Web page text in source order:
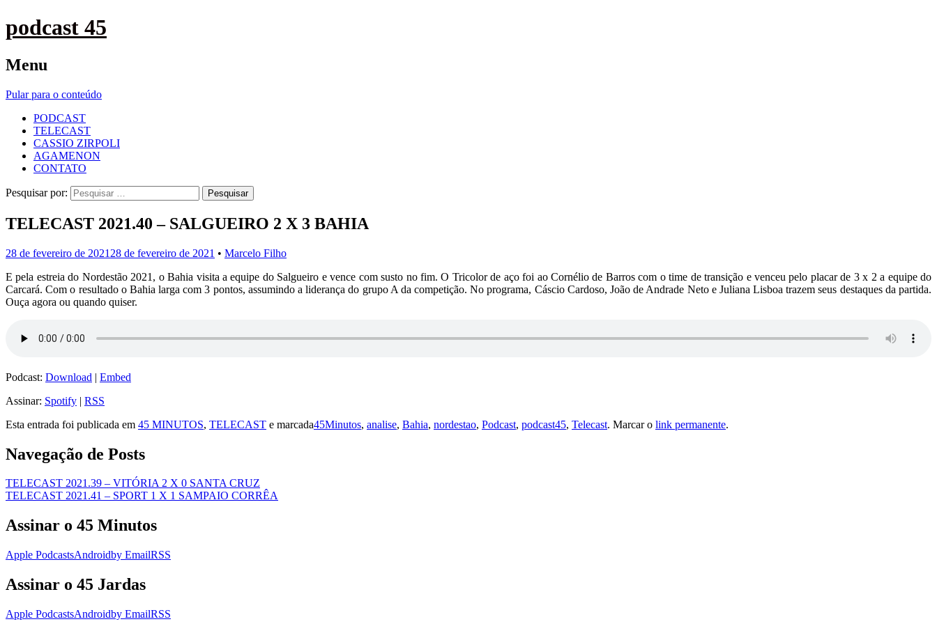
podcast 45
Menu
Pular para o conteúdo
PODCAST
TELECAST
CASSIO ZIRPOLI
AGAMENON
CONTATO
Pesquisar por:
TELECAST 2021.40 – SALGUEIRO 2 X 3 BAHIA
28 de fevereiro de 2021 28 de fevereiro de 2021 • Marcelo Filho
E pela estreia do Nordestão 2021, o Bahia visita a equipe do Salgueiro e vence com susto no fim. O Tricolor de aço foi ao Cornélio de Barros com o time de transição e venceu pelo placar de 3 x 2 a equipe do
Carcará. Com o resultado o Bahia larga com 3 pontos, assumindo a liderança do grupo A da competição. No programa, Cáscio Cardoso, João de Andrade Neto e Juliana Lisboa trazem seus destaques da partida.
Ouça agora ou quando quiser.
Podcast: Download | Embed
Assinar: Spotify | RSS
Esta entrada foi publicada em 45 MINUTOS, TELECAST e marcada45Minutos, analise, Bahia, nordestao, Podcast, podcast45, Telecast. Marcar o link permanente.
Navegação de Posts
TELECAST 2021.39 – VITÓRIA 2 X 0 SANTA CRUZ
TELECAST 2021.41 – SPORT 1 X 1 SAMPAIO CORRÊA
Assinar o 45 Minutos
Apple PodcastsAndroidby EmailRSS
Assinar o 45 Jardas
Apple PodcastsAndroidby EmailRSS